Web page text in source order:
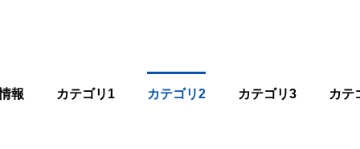
報 カテゴリ1 カテゴリ2 カテゴリ3 カテ